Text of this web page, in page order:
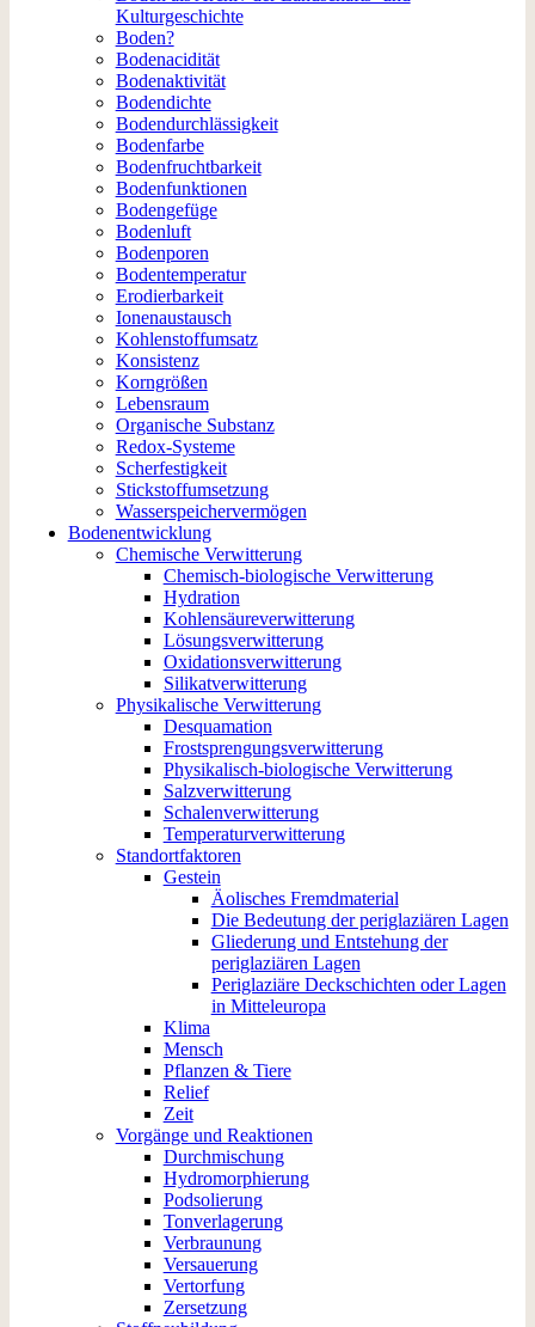
Kulturgeschichte
Boden?
Bodenacidität
Bodenaktivität
Bodendichte
Bodendurchlässigkeit
Bodenfarbe
Bodenfruchtbarkeit
Bodenfunktionen
Bodengefüge
Bodenluft
Bodenporen
Bodentemperatur
Erodierbarkeit
Ionenaustausch
Kohlenstoffumsatz
Konsistenz
Korngrößen
Lebensraum
Organische Substanz
Redox-Systeme
Scherfestigkeit
Stickstoffumsetzung
Wasserspeichervermögen
Bodenentwicklung
Chemische Verwitterung
Chemisch-biologische Verwitterung
Hydration
Kohlensäureverwitterung
Lösungsverwitterung
Oxidationsverwitterung
Silikatverwitterung
Physikalische Verwitterung
Desquamation
Frostsprengungsverwitterung
Physikalisch-biologische Verwitterung
Salzverwitterung
Schalenverwitterung
Temperaturverwitterung
Standortfaktoren
Gestein
Äolisches Fremdmaterial
Die Bedeutung der periglaziären Lagen
Gliederung und Entstehung der
periglaziären Lagen
Periglaziäre Deckschichten oder Lagen
in Mitteleuropa
Klima
Mensch
Pflanzen & Tiere
Relief
Zeit
Vorgänge und Reaktionen
Durchmischung
Hydromorphierung
Podsolierung
Tonverlagerung
Verbraunung
Versauerung
Vertorfung
Zersetzung